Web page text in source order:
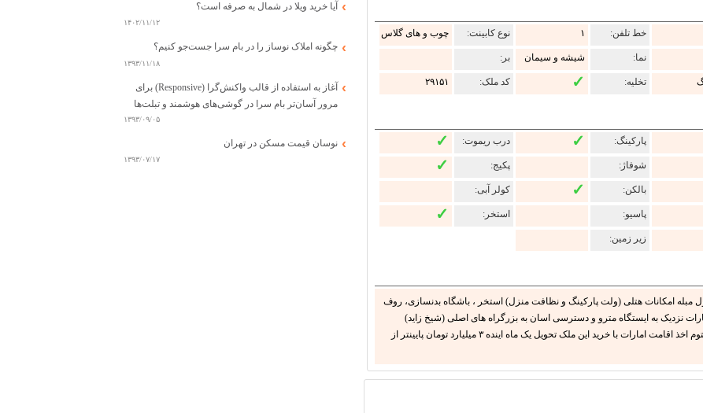
آیا خرید ویلا در شمال به صرفه است؟
۱۴۰۲/۱۱/۱۲
چگونه املاک نوساز را در بام سرا جست‌جو کنیم؟
۱۳۹۳/۱۱/۱۸
آغاز به استفاده از قالب واکنش‌گرا (Responsive) برای
مرور آسان‌تر بام سرا در گوشی‌های هوشمند و تبلت‌ها
۱۳۹۳/۰۹/۰۵
نوسان قیمت مسکن در تهران
۱۳۹۳/۰۷/۱۷
خط تلفن: ۱ نوع کابینت: چوب و های گلاس
نما: شیشه و سیمان بر:
تخلیه: ✓ کد ملک: ۲۹۱۵۱
پارکینگ: ✓ درب ریموت: ✓
شوفاژ: پکیج: ✓
بالکن: ✓ کولر آبی:
پاسیو: استخر: ✓
زیر زمین:
مبله امکانات هتلی (ولت پارکینگ و نظافت منزل) استخر ، باشگاه بدنسازی، روف
نزدیک به ایستگاه مترو و دسترسی اسان به بزرگراه های اصلی (شیخ زاید)
نزدیک به بزرگترین فرودگاه جهان ، فرودگاه جدید آل مکتوم اخذ اقامت امارات با خرید این ملک تحویل یک ماه اینده ۳ میلیارد تومان پایینتر از